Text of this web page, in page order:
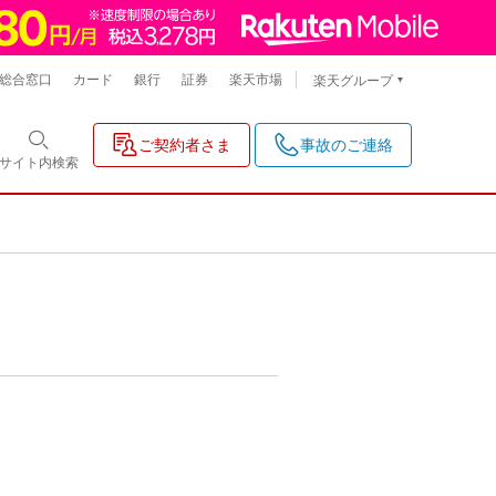
サイト内検索
ご契約者さま 事故のご連絡
合窓口 カード 銀行 証券 楽天市場 楽天グループ